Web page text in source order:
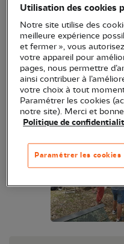
particuliers dont 20
établissements à but
conventions triennales
Notre association
Refuge LPO bénévole
Hérault de ce
Utilisation des cookies
Notre site utilise des
meilleure expérience
et fermer », vous
votre appareil pour
pages, nous permettre
ainsi contribuer à
votre choix à tout
Paramétrer les cookies
notre site). Merci et
Politique de
Paramétrer les cookies